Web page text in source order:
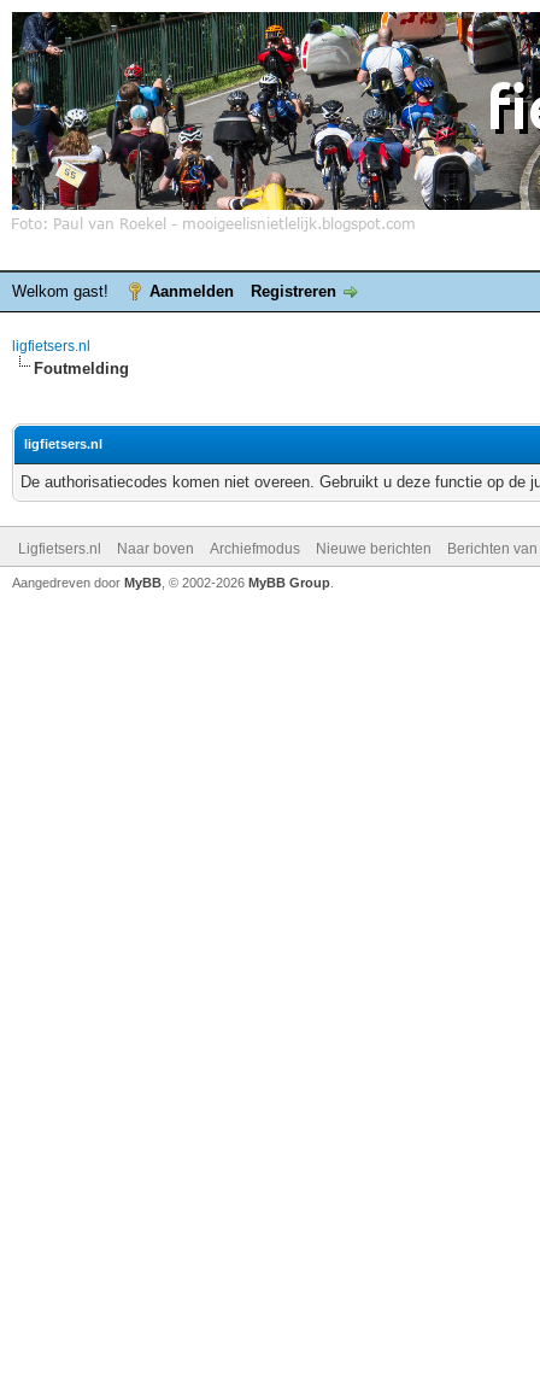
Welkom gast! Aanmelden Registreren
ligfietsers.nl
Foutmelding
ligfietsers.nl
De authorisatiecodes komen niet overeen. Gebruikt u deze functie op de
Ligfietsers.nl Naar boven Archiefmodus Nieuwe berichten Berichten
Aangedreven door MyBB , © 2002-2026 MyBB Group